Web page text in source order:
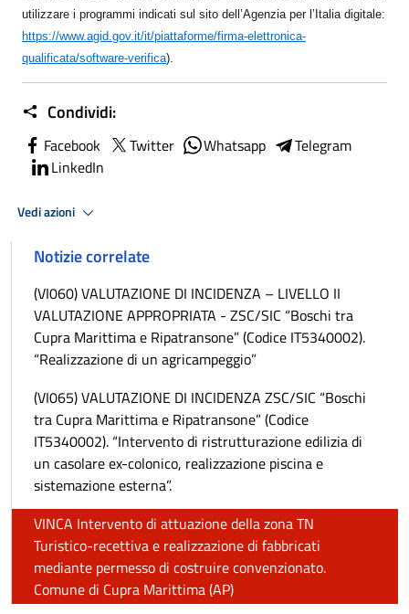
utilizzare i programmi indicati sul sito dell’Agenzia per l’Italia digitale:
https://www.agid.gov.it/it/piattaforme/firma-elettronica-
qualificata/software-verifica).
Condividi:
Facebook Twitter Whatsapp
Telegram
LinkedIn
Vedi azioni
Notizie correlate
(VI060) VALUTAZIONE DI INCIDENZA – LIVELLO II
VALUTAZIONE APPROPRIATA - ZSC/SIC “Boschi tra
Cupra Marittima e Ripatransone” (Codice IT5340002).
“Realizzazione di un agricampeggio”
(VI065) VALUTAZIONE DI INCIDENZA ZSC/SIC “Boschi
tra Cupra Marittima e Ripatransone” (Codice
IT5340002). “Intervento di ristrutturazione edilizia di
un casolare ex-colonico, realizzazione piscina e
sistemazione esterna”.
VINCA Intervento di attuazione della zona TN
Turistico-recettiva e realizzazione di fabbricati
mediante permesso di costruire convenzionato.
Comune di Cupra Marittima (AP)